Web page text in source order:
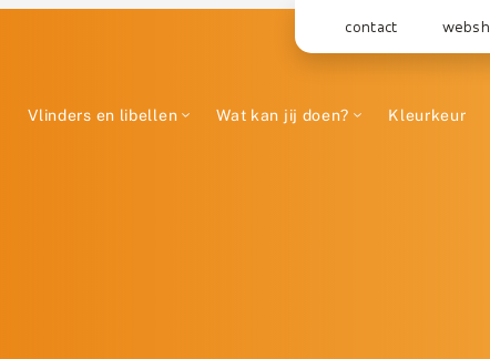
contact
Vlinders en libellen Wat kan jij doen? Kleurkeur